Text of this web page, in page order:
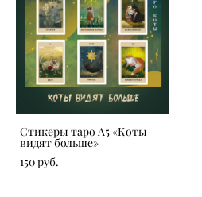
Стикеры таро А5 «Коты
видят больше»
150 pуб.